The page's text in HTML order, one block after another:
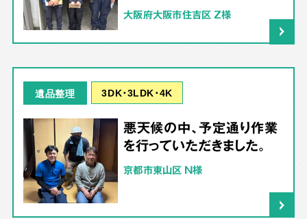
大阪府大阪市住吉区 Z様
遺品整理 3DK･3LDK･4K
悪天候の中、予定通り作業
を行っていただきました。
京都市東山区 N様